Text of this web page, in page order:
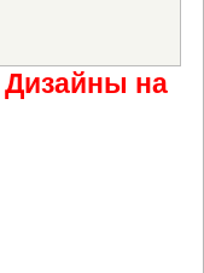
Дизайны на